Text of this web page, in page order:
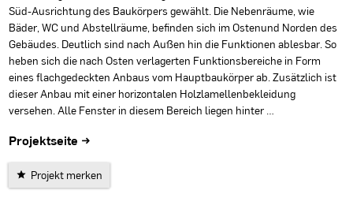
Süd-Ausrichtung des Baukörpers gewählt. Die Nebenräume, wie
Bäder, WC und Abstellräume, befinden sich im Ostenund Norden des
Gebäudes. Deutlich sind nach Außen hin die Funktionen ablesbar. So
heben sich die nach Osten verlagerten Funktionsbereiche in Form
eines flachgedeckten Anbaus vom Hauptbaukörper ab. Zusätzlich ist
dieser Anbau mit einer horizontalen Holzlamellenbekleidung
versehen. Alle Fenster in diesem Bereich liegen hinter …
Projektseite →
Projekt merken